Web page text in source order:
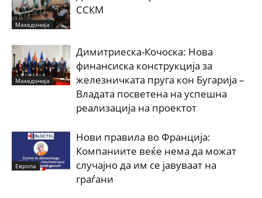
Македонија
ССКМ
Македонија
Димитриеска-Кочоска: Нова
финансиска конструкција за
железничката пруга кон Бугарија –
Владата посветена на успешна
реализација на проектот
Европа
Нови правила во Франција:
Компаниите веќе нема да можат
случајно да им се јавуваат на
граѓани